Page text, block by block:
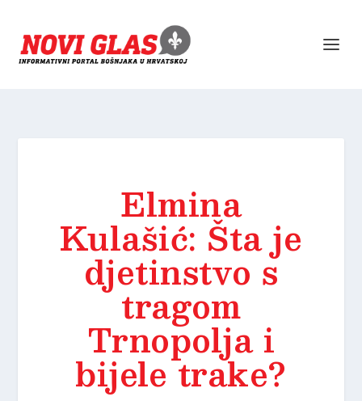
Elmina
Kulašić: Šta je
djetinstvo s
tragom
Trnopolja i
bijele trake?